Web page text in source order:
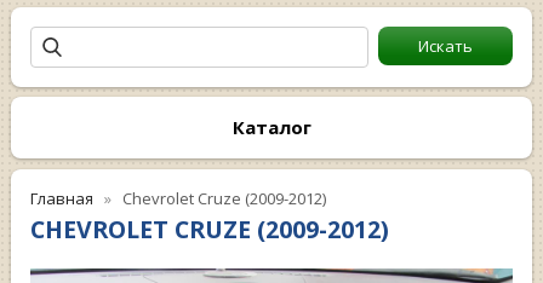
Каталог
Главная Chevrolet Cruze (2009-2012)
CHEVROLET CRUZE (2009-2012)